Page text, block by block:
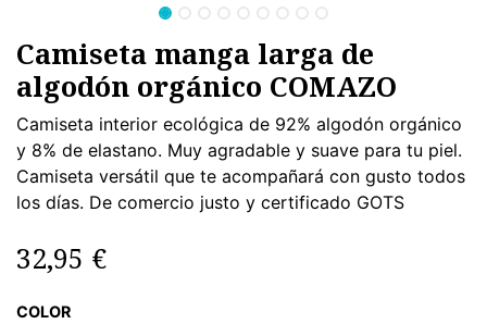
Camiseta manga larga de
algodón orgánico COMAZO
Camiseta interior ecológica de 92% algodón orgánico
y 8% de elastano. Muy agradable y suave para tu piel.
Camiseta versátil que te acompañará con gusto todos
los días. De comercio justo y certificado GOTS
32,95 €
COLOR